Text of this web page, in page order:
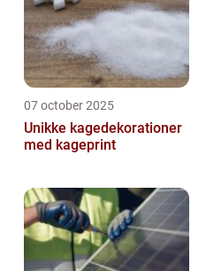
07 october 2025
Unikke kagedekorationer
med kageprint